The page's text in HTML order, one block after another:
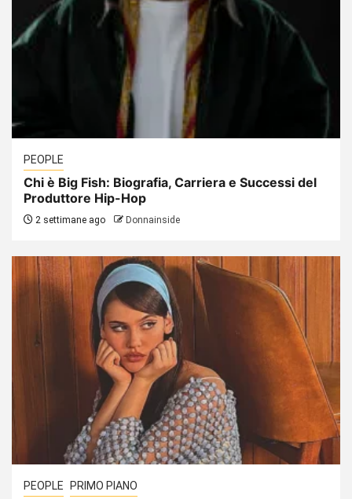
PEOPLE
Chi è Big Fish: Biografia, Carriera e Successi del
Produttore Hip-Hop
2 settimane ago Donnainside
PEOPLE PRIMO PIANO